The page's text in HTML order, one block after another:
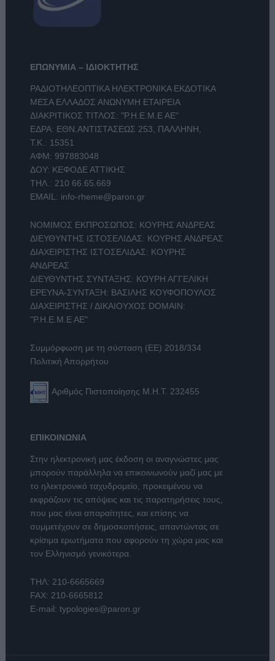
ΕΠΩΝΥΜΙΑ – ΙΔΙΟΚΤΗΤΗΣ
ΡΑΔΙΟΤΗΛΕΟΠΤΙΚΑ ΗΛΕΚΤΡΟΝΙΚΑ ΕΚΔΟΤΙΚΑ
ΜΕΣΑ ΕΛΛΑΔΟΣ ΑΝΩΝΥΜΗ ΕΤΑΙΡΕΙΑ
ΔΙΑΚΡΙΤΙΚΟΣ ΤΙΤΛΟΣ: "Ρ.Η.Ε.Μ.Ε ΑΕ"
ΕΔΡΑ: ΕΘΝ.ΑΝΤΙΣΤΑΣΕΩΣ 253, ΠΑΛΛΗΝΗ,
Τ.Κ.: 15351
ΑΦΜ: 997883048
ΔΟΥ: ΚΕΦΟΔΕ ΑΤΤΙΚΗΣ
ΤΗΛ.: 210 66.65.669
EMAIL: info-rheme@paron.gr
ΝΟΜΙΜΟΣ ΕΚΠΡΟΣΩΠΟΣ: ΚΟΥΡΗΣ ΑΝΔΡΕΑΣ
ΔΙΕΥΘΥΝΤΗΣ ΙΣΤΟΣΕΛΙΔΑΣ: ΚΟΥΡΗΣ ΑΝΔΡΕΑΣ
ΔΙΑΧΕΙΡΙΣΤΗΣ ΙΣΤΟΣΕΛΙΔΑΣ: ΚΟΥΡΗΣ
ΑΝΔΡΕΑΣ
ΔΙΕΥΘΥΝΤΗΣ ΣΥΝΤΑΞΗΣ: ΚΟΥΡΗ ΑΓΓΕΛΙΚΗ
ΕΡΕΥΝΑ-ΣΥΝΤΑΞΗ: ΒΑΣΙΛΗΣ ΚΟΥΦΟΠΟΥΛΟΣ
ΔΙΑΧΕΙΡΙΣΤΗΣ / ΔΙΚΑΙΟΥΧΟΣ DOMAIN:
"Ρ.Η.Ε.Μ.Ε ΑΕ"
Συμμόρφωση με τη σύσταση (ΕΕ) 2018/334
Πολιτική Απορρήτου
Αριθμός Πιστοποίησης Μ.Η.Τ. 232455
ΕΠΙΚΟΙΝΩΝΙΑ
Στην ηλεκτρονική μας έκδοση οι αναγνώστες μας
μπορούν παράλληλα να επικοινωνούν μαζί μας με
το ηλεκτρονικό ταχυδρομείο, προκειμένου να
εκφράζουν τις απόψεις και τις παρατηρήσεις τους,
που μας είναι απαραίτητες, και επίσης να
συμμετέχουν σε δημοσκοπήσεις, απαντώντας σε
κρίσιμα ερωτήματα που αφορούν τη χώρα μας και
τον Ελληνισμό γενικότερα.
ΤΗΛ: 210-6665669
FAX: 210-6665812
E-mail: typologies@paron.gr